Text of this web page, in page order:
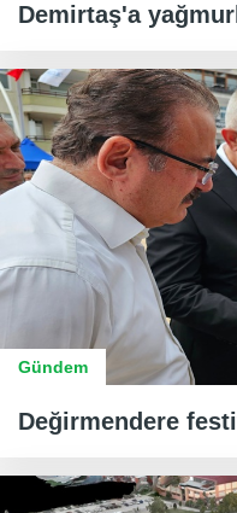
Demirtaş'a
Gündem
Değirmendere